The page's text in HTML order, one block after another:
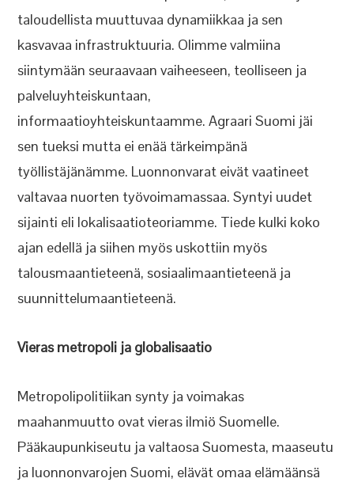
taloudellista muuttuvaa dynamiikkaa ja sen
kasvavaa infrastruktuuria. Olimme valmiina
siintymään seuraavaan vaiheeseen, teolliseen ja
palveluyhteiskuntaan,
informaatioyhteiskuntaamme. Agraari Suomi jäi
sen tueksi mutta ei enää tärkeimpänä
työllistäjänämme. Luonnonvarat eivät vaatineet
valtavaa nuorten työvoimamassaa. Syntyi uudet
sijainti eli lokalisaatioteoriamme. Tiede kulki koko
ajan edellä ja siihen myös uskottiin myös
talousmaantieteenä, sosiaalimaantieteenä ja
suunnittelumaantieteenä.
Vieras metropoli ja globalisaatio
Metropolipolitiikan synty ja voimakas
maahanmuutto ovat vieras ilmiö Suomelle.
Pääkaupunkiseutu ja valtaosa Suomesta, maaseutu
ja luonnonvarojen Suomi, elävät omaa elämäänsä